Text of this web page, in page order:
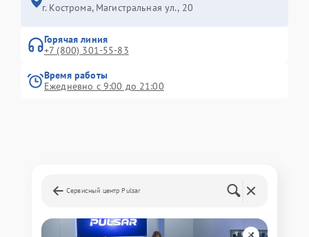
г. Кострома, Магистральная ул., 20
Горячая линия
+7 (800) 301-55-83
Время работы
Ежедневно с 9:00 до 21:00
Сервисный центр Pulsar